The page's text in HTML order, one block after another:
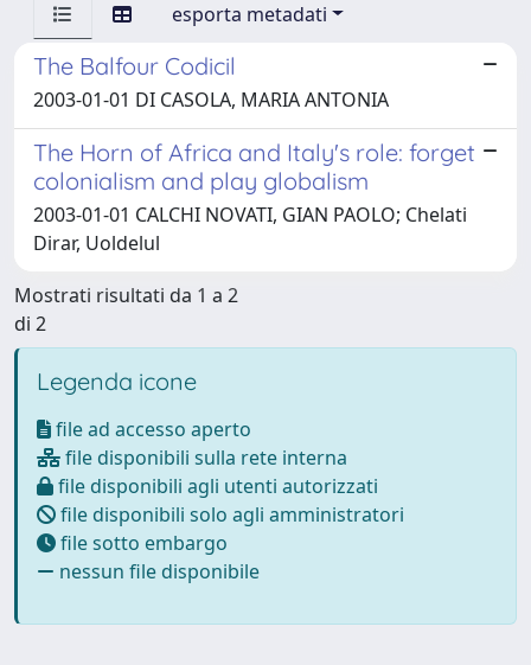
esporta metadati
The Balfour Codicil
2003-01-01 DI CASOLA, MARIA ANTONIA
The Horn of Africa and Italy's role: forget
colonialism and play globalism
2003-01-01 CALCHI NOVATI, GIAN PAOLO; Chelati
Dirar, Uoldelul
Mostrati risultati da 1 a 2
di 2
Legenda icone
file ad accesso aperto
file disponibili sulla rete interna
file disponibili agli utenti autorizzati
file disponibili solo agli amministratori
file sotto embargo
nessun file disponibile